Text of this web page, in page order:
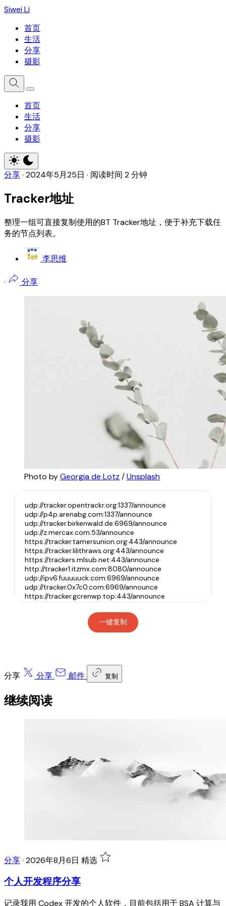
Siwei Li
首页
生活
分享
摄影
首页
生活
分享
摄影
分享· 2024年5月25日 · 阅读时间 2 分钟
Tracker地址
整理一组可直接复制使用的BT Tracker地址，便于补充下载任
务的节点列表。
李思维
· 分享
Photo by Georgia de Lotz / Unsplash
一键复制
分享 分享 邮件 复制
继续阅读
分享· 2026年8月6日 精选
个人开发程序分享
记录我用 Codex 开发的个人软件，目前包括用于 BSA 计算与